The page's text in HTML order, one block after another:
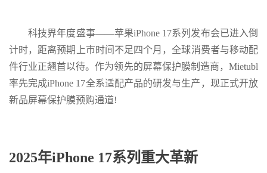
科技界年度盛事——苹果iPhone 17系列发布会已进入倒
计时，距离预期上市时间不足四个月，全球消费者与移动配
件行业正翘首以待。作为领先的屏幕保护膜制造商，Mietubl
率先完成iPhone 17全系适配产品的研发与生产，现正式开放
新品屏幕保护膜预购通道!
2025年iPhone 17系列重大革新